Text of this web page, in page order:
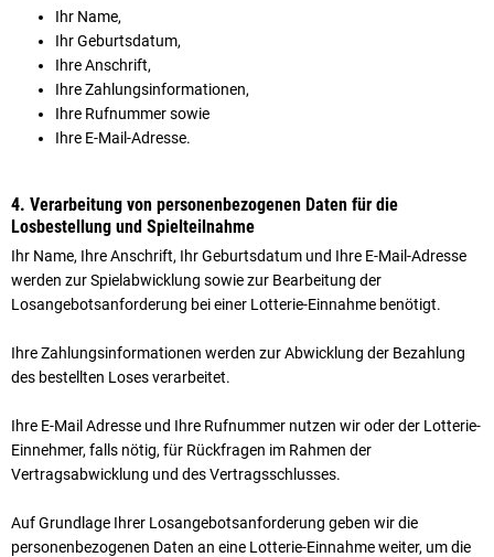
Ihr Name,
Ihr Geburtsdatum,
Ihre Anschrift,
Ihre Zahlungsinformationen,
Ihre Rufnummer sowie
Ihre E-Mail-Adresse.
4. Verarbeitung von personenbezogenen Daten für die
Losbestellung und Spielteilnahme
Ihr Name, Ihre Anschrift, Ihr Geburtsdatum und Ihre E-Mail-Adresse
werden zur Spielabwicklung sowie zur Bearbeitung der
Losangebotsanforderung bei einer Lotterie-Einnahme benötigt.
Ihre Zahlungsinformationen werden zur Abwicklung der Bezahlung
des bestellten Loses verarbeitet.
Ihre E-Mail Adresse und Ihre Rufnummer nutzen wir oder der Lotterie-
Einnehmer, falls nötig, für Rückfragen im Rahmen der
Vertragsabwicklung und des Vertragsschlusses.
Auf Grundlage Ihrer Losangebotsanforderung geben wir die
personenbezogenen Daten an eine Lotterie-Einnahme weiter, um die